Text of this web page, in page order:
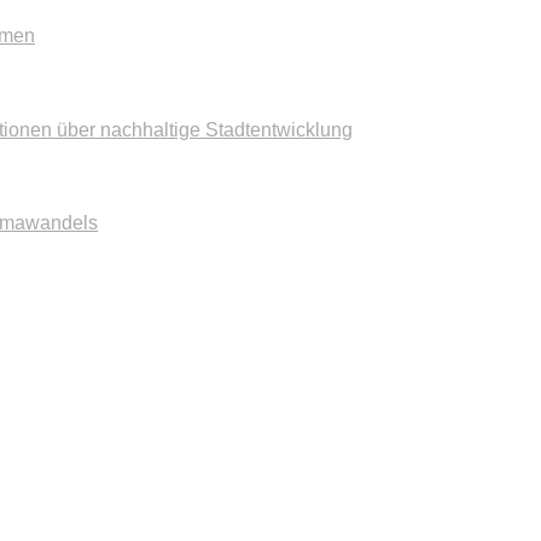
über nachhaltige Stadtentwicklung